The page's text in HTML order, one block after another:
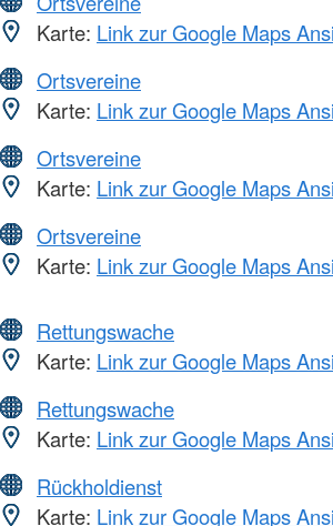
Karte: Link zur Google Maps
Ortsvereine
Karte: Link zur Google Maps
Ortsvereine
Karte: Link zur Google Maps
Ortsvereine
Karte: Link zur Google Maps
Rettungswache
Karte: Link zur Google Maps
Rettungswache
Karte: Link zur Google Maps
Rückholdienst
Karte: Link zur Google Maps